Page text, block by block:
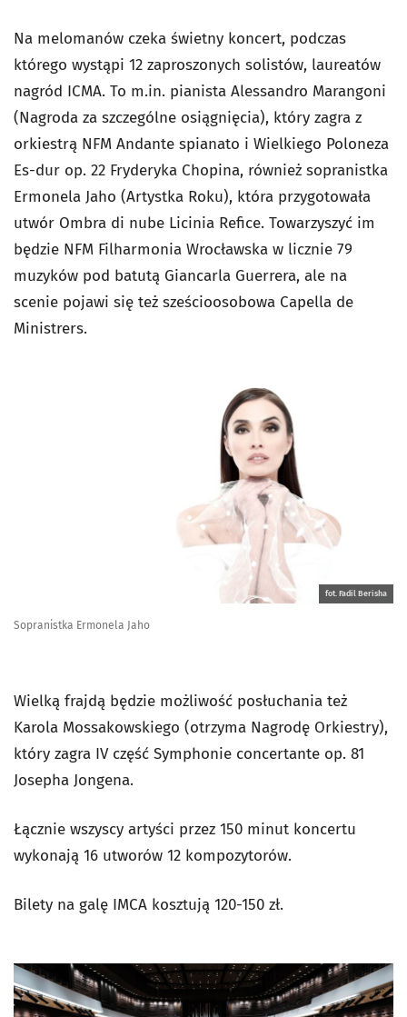
Na melomanów czeka świetny koncert, podczas
którego wystąpi 12 zaproszonych solistów, laureatów
nagród ICMA. To m.in. pianista Alessandro Marangoni
(Nagroda za szczególne osiągnięcia), który zagra z
orkiestrą NFM Andante spianato i Wielkiego Poloneza
Es-dur op. 22 Fryderyka Chopina, również sopranistka
Ermonela Jaho (Artystka Roku), która przygotowała
utwór Ombra di nube Licinia Refice. Towarzyszyć im
będzie NFM Filharmonia Wrocławska w licznie 79
muzyków pod batutą Giancarla Guerrera, ale na
scenie pojawi się też sześcioosobowa Capella de
Ministrers.
fot. Fadil Berisha
Sopranistka Ermonela Jaho
Wielką frajdą będzie możliwość posłuchania też
Karola Mossakowskiego (otrzyma Nagrodę Orkiestry),
który zagra IV część Symphonie concertante op. 81
Josepha Jongena.
Łącznie wszyscy artyści przez 150 minut koncertu
wykonają 16 utworów 12 kompozytorów.
Bilety na galę IMCA kosztują 120-150 zł.